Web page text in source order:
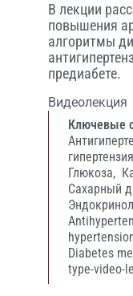
В лекции
повышения
алгоритмы
предиабете.
Видеолекция
Ключевые
Глюкоза,
Сахарный
Diabetes
type-video-